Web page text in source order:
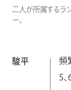
二人が所属するラ
ー。
駿平
頻
5